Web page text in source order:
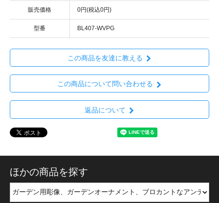
販売価格 0円(税込0円)
型番 BL407-WVPG
この商品を友達に教える
この商品について問い合わせる
返品について
ほかの商品を探す